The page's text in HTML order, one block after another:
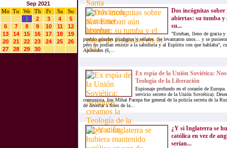
Sep 2021
Mo
Tu We Th Fr Sa
Su
1
2 3 4
5
6
7 8 9 10 11
12
13
14 15 16 17 18
19
20
21 22 23 24 25
26
27
28 29 30
Dos incógnitas
abiertas: su tumba y
su...
"Esteban, lleno de gracia y
pueblo grandes prodigios y señales. Se levantaron unos... y se
pero no podían resistir a la sabiduría y al Espíritu con que hablaba",
Apóstoles (6,...
Ex espía de la Unión Soviética:
Teología de la Liberación
Espionaje profundo en el corazón de
servicio secreto de la Unión Soviética).
comunista. Ion Mihai Pacepa fue general de la policía secreta de la
de desertar a fines de la...
¿Y si Inglaterra se
católica en vez de
serían...